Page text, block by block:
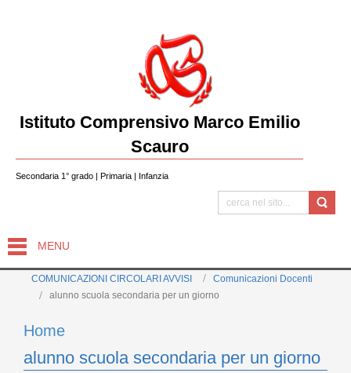
Istituto Comprensivo Marco Emilio
Scauro
Secondaria 1° grado | Primaria | Infanzia
MENU
COMUNICAZIONI CIRCOLARI AVVISI
Comunicazioni Docenti
alunno scuola secondaria per un giorno
Home
alunno scuola secondaria per un giorno